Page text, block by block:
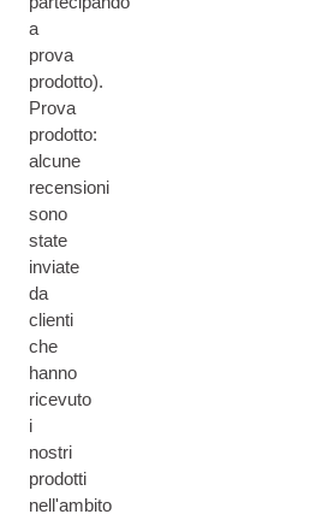
a
prova
prodotto).
Prova
prodotto:
alcune
recensioni
sono
state
inviate
da
clienti
che
hanno
ricevuto
i
nostri
prodotti
nell'ambito